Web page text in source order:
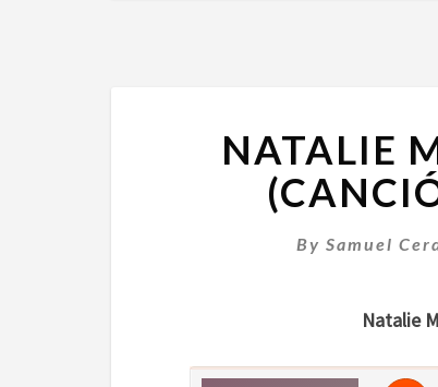
NATALIE
BySamuel
Natalie